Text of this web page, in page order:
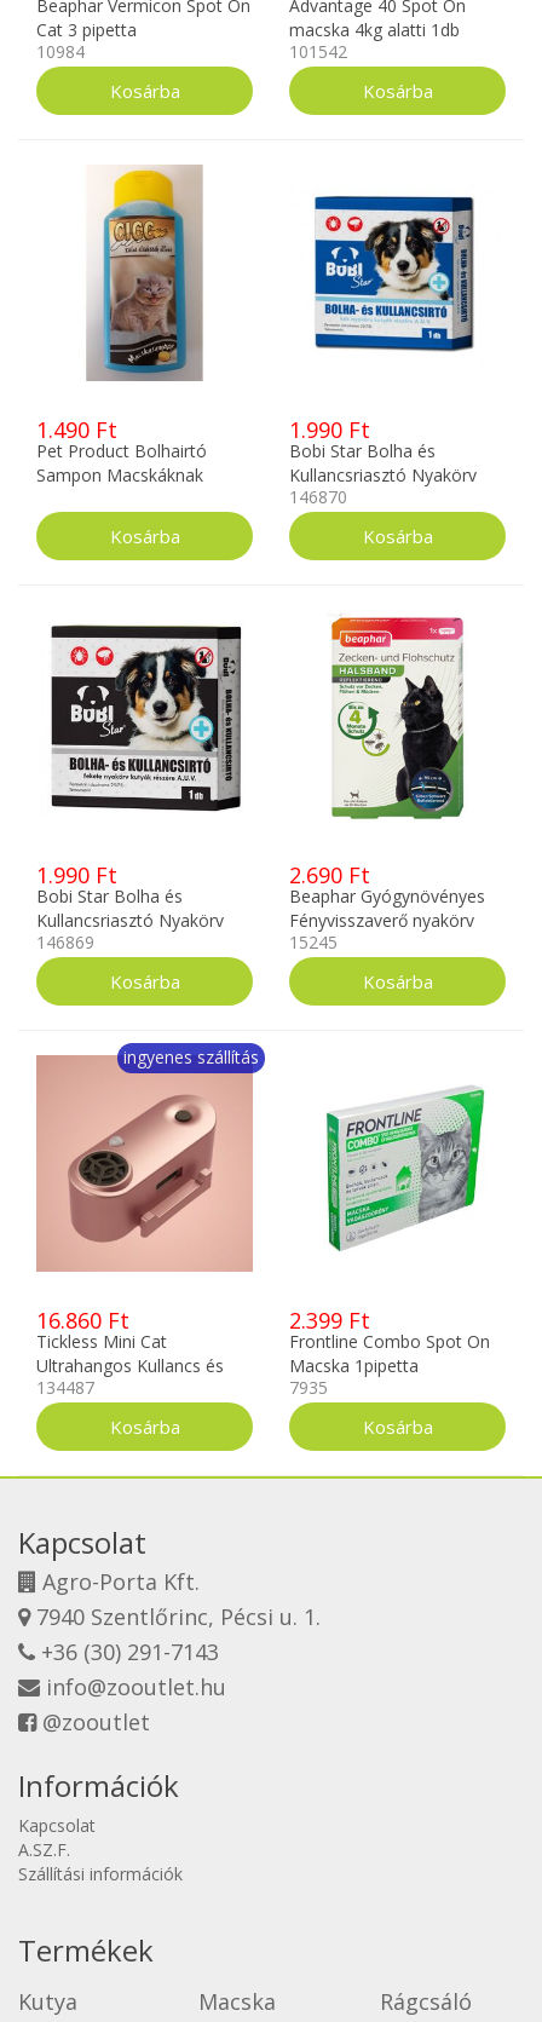
Beaphar Vermicon Spot On
Cat 3 pipetta
10984
Advantage 40 Spot On
macska 4kg alatti 1db
ampulla
101542
1.490 Ft
Pet Product Bolhairtó
Sampon Macskáknak
1.990 Ft
Bobi Star Bolha és
Kullancsriasztó Nyakörv
Kék
146870
1.990 Ft
Bobi Star Bolha és
Kullancsriasztó Nyakörv
Fekete
146869
2.690 Ft
Beaphar Gyógynövényes
Fényvisszaverő nyakörv
macskáknak
15245
ingyenes szállítás
16.860 Ft
Tickless Mini Cat
Ultrahangos Kullancs és
Bolhariasztó Pink Színben
134487
2.399 Ft
Frontline Combo Spot On
Macska 1pipetta
7935
Kapcsolat
Agro-Porta Kft.
7940 Szentlőrinc, Pécsi u. 1.
+36 (30) 291-7143
info@zooutlet.hu
@zooutlet
Információk
Kapcsolat
A.SZ.F.
Szállítási információk
Termékek
Kutya Macska Rágcsáló